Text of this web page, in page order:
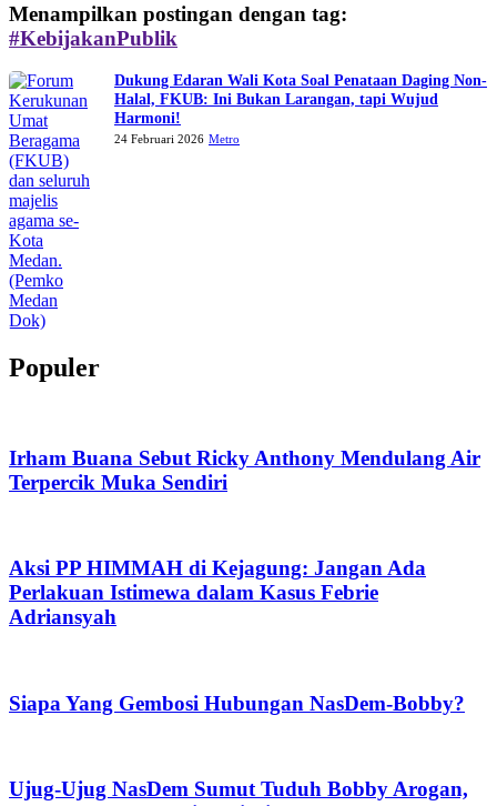
Menampilkan postingan dengan tag:
#KebijakanPublik
Dukung Edaran Wali Kota Soal Penataan Daging Non-
Halal, FKUB: Ini Bukan Larangan, tapi Wujud
Harmoni!
24 Februari 2026 Metro
Populer
Irham Buana Sebut Ricky Anthony Mendulang Air
Terpercik Muka Sendiri
Aksi PP HIMMAH di Kejagung: Jangan Ada
Perlakuan Istimewa dalam Kasus Febrie
Adriansyah
Siapa Yang Gembosi Hubungan NasDem-Bobby?
Ujug-Ujug NasDem Sumut Tuduh Bobby Arogan,